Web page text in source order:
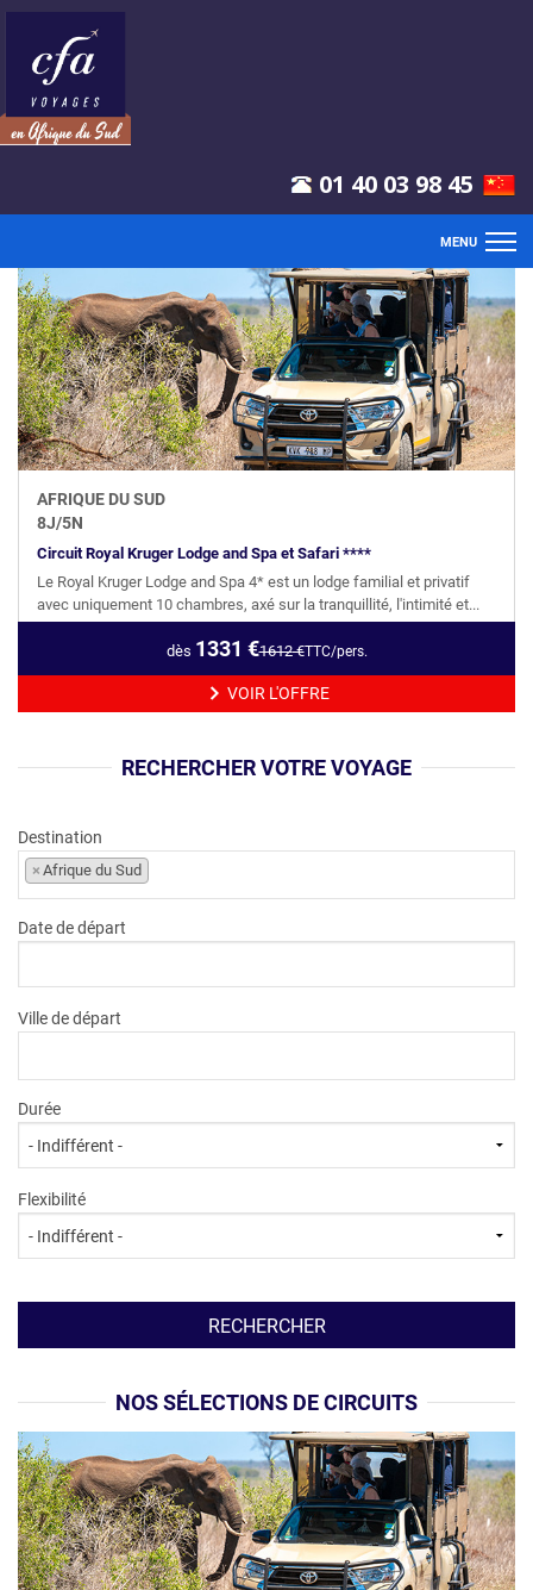
01 40 03 98 45
MENU
ACCUEIL
VOLS
CIRCUITS
CROISIÈRES
AFRIQUE DU SUD
8J/5N
Circuit Royal Kruger Lodge and Spa et Safari ****
Le Royal Kruger Lodge and Spa 4* est un lodge familial et privatif
avec uniquement 10 chambres, axé sur la tranquillité, l'intimité et...
dès 1331 €1612€TTC/pers.
VOIR L'OFFRE
RECHERCHER VOTRE VOYAGE
Destination
× Afrique du Sud
Date de départ
Ville de départ
Durée
Flexibilité
NOS SÉLECTIONS DE CIRCUITS